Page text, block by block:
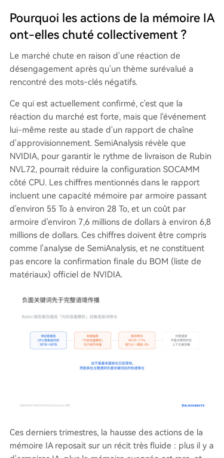
Pourquoi les actions de la mémoire IA
ont-elles chuté collectivement ?
Le marché chute en raison d'une réaction de
désengagement après qu'un thème surévalué a
rencontré des mots-clés négatifs.
Ce qui est actuellement confirmé, c'est que la
réaction du marché est forte, mais que l'événement
lui-même reste au stade d'un rapport de chaîne
d'approvisionnement. SemiAnalysis révèle que
NVIDIA, pour garantir le rythme de livraison de Rubin
NVL72, pourrait réduire la configuration SOCAMM
côté CPU. Les chiffres mentionnés dans le rapport
incluent une capacité mémoire par armoire passant
d'environ 55 To à environ 28 To, et un coût par
armoire d'environ 7,6 millions de dollars à environ 6,8
millions de dollars. Ces chiffres doivent être compris
comme l'analyse de SemiAnalysis, et ne constituent
pas encore la confirmation finale du BOM (liste de
matériaux) officiel de NVIDIA.
Ces derniers trimestres, la hausse des actions de la
mémoire IA reposait sur un récit très fluide : plus il y a